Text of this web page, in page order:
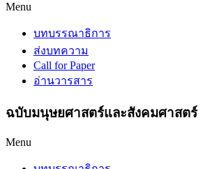
Menu
บทบรรณาธิการ
ส่งบทความ
Call for Paper
อ่านวารสาร
ฉบับมนุษยศาสตร์และสังคมศาสตร์
Menu